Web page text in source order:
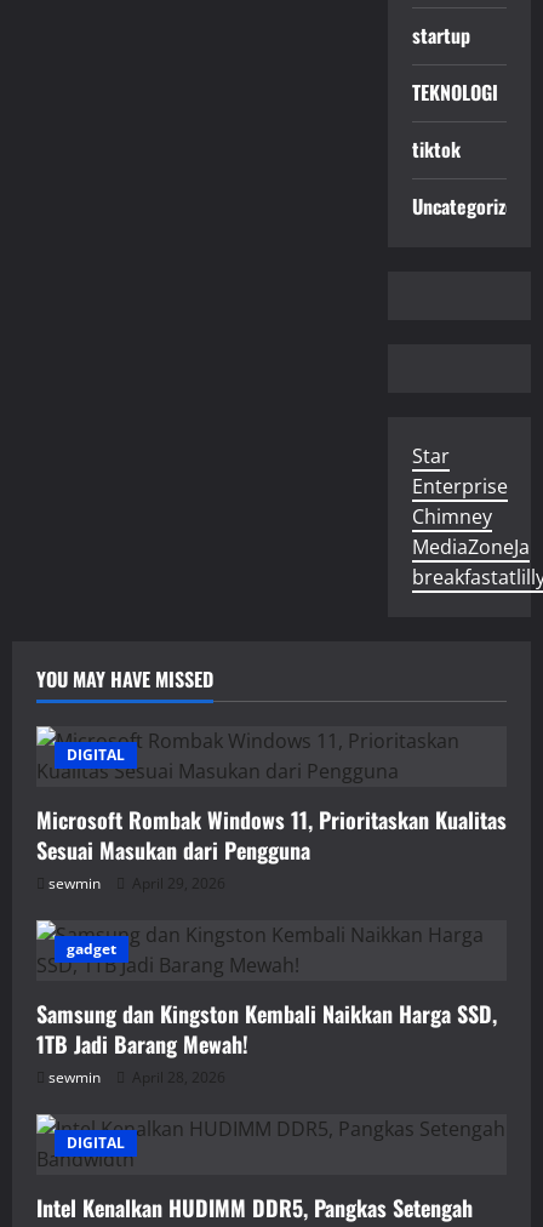
startup
TEKNOLOGI
tiktok
Uncategorized
Star
Enterprise
Chimney
MediaZoneJa
YOU MAY HAVE MISSED
DIGITAL
Microsoft Rombak Windows 11, Prioritaskan Kualitas
Sesuai Masukan dari Pengguna
sewmin April 29, 2026
gadget
Samsung dan Kingston Kembali Naikkan Harga SSD,
1TB Jadi Barang Mewah!
sewmin April 28, 2026
DIGITAL
Intel Kenalkan HUDIMM DDR5, Pangkas Setengah